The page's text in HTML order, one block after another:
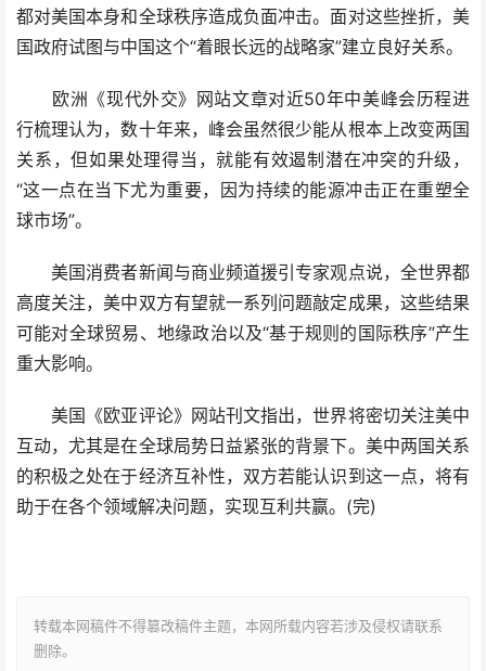
都对美国本身和全球秩序造成负面冲击。面对这些挫折，美
国政府试图与中国这个“着眼长远的战略家”建立良好关系。
欧洲《现代外交》网站文章对近50年中美峰会历程进
行梳理认为，数十年来，峰会虽然很少能从根本上改变两国
关系，但如果处理得当，就能有效遏制潜在冲突的升级，
“这一点在当下尤为重要，因为持续的能源冲击正在重塑全
球市场”。
美国消费者新闻与商业频道援引专家观点说，全世界都
高度关注，美中双方有望就一系列问题敲定成果，这些结果
可能对全球贸易、地缘政治以及“基于规则的国际秩序”产生
重大影响。
美国《欧亚评论》网站刊文指出，世界将密切关注美中
互动，尤其是在全球局势日益紧张的背景下。美中两国关系
的积极之处在于经济互补性，双方若能认识到这一点，将有
助于在各个领域解决问题，实现互利共赢。(完)
转载本网稿件不得篡改稿件主题，本网所载内容若涉及侵权请联系
删除。